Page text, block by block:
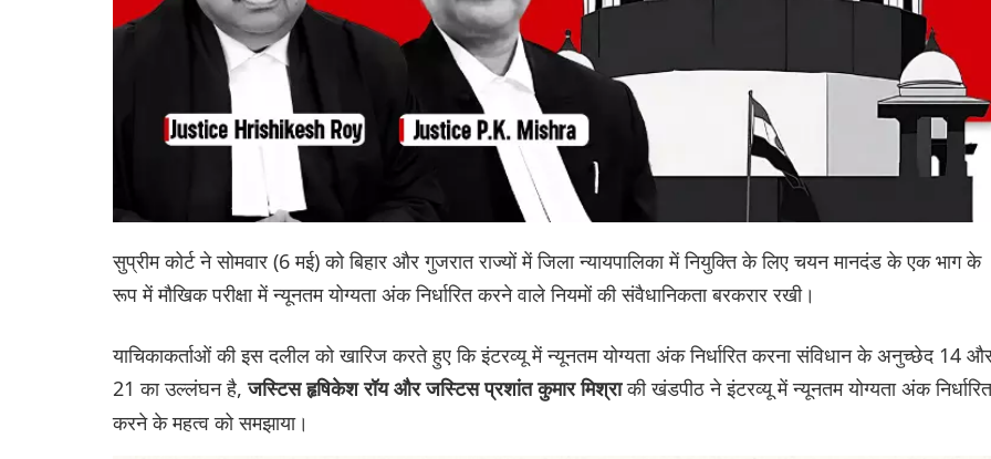
सुप्रीम कोर्ट ने सोमवार (6 मई) को बिहार और गुजरात राज्यों में जिला न्यायपालिका में नियुक्ति के लिए चयन मानदंड के एक भाग के
रूप में मौखिक परीक्षा में न्यूनतम योग्यता अंक निर्धारित करने वाले नियमों की संवैधानिकता बरकरार रखी।
याचिकाकर्ताओं की इस दलील को खारिज करते हुए कि इंटरव्यू में न्यूनतम योग्यता अंक निर्धारित करना संविधान के अनुच्छेद 14
21 का उल्लंघन है,जस्टिस हृषिकेश रॉय और जस्टिस प्रशांत कुमार मिश्राकी खंडपीठ ने इंटरव्यू में न्यूनतम योग्यता अंक निर्धारित
करने के महत्व को समझाया।